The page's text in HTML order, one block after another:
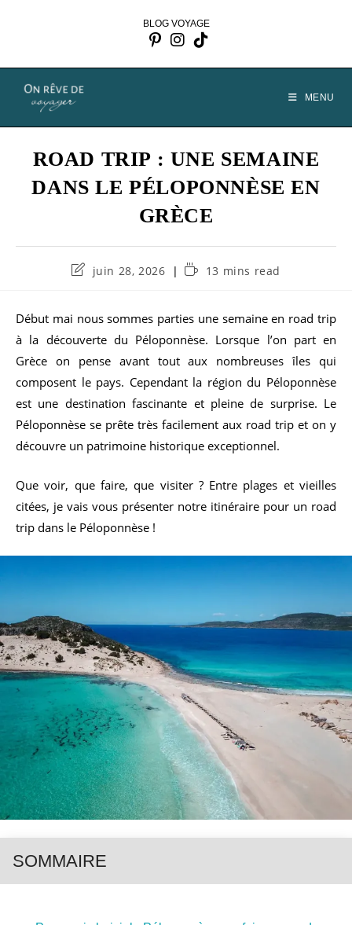
BLOG VOYAGE
MENU
ROAD TRIP : UNE SEMAINE
DANS LE PÉLOPONNÈSE EN
GRÈCE
Dernière
la
juin 28, 2026
Temps13 mins read
Début mai nous sommes parties une semaine en road trip
à la découverte du Péloponnèse. Lorsque l’on part en
Grèce on pense avant tout aux nombreuses îles qui
composent le pays. Cependant la région du Péloponnèse
est une destination fascinante et pleine de surprise. Le
Péloponnèse se prête très facilement aux road trip et on y
découvre un patrimoine historique exceptionnel.
Que voir, que faire, que visiter ? Entre plages et vieilles
citées, je vais vous présenter notre itinéraire pour un road
trip dans le Péloponnèse !
SOMMAIRE